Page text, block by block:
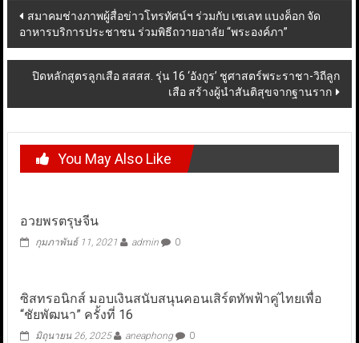
Post
navigation
สมาคมช่างภาพผู้สื่อข่าวโทรทัศน์ฯ ร่วมกับ เซเลท แบงค็อก จัด
อาหารบริการประชาชน ร่วมพิธีถวายอาลัย “พระองค์ภา”
ปิดหลักสูตรลูกเสือ สสสส. รุ่น 16 ‘อังกูร’ ชูศาสตร์พระราชา-วิถีลูก
เสือ สร้างผู้นำสันติสุขจากฐานราก
You May Also Like
อวยพรตรุษจีน
กุมภาพันธ์ 11, 2021 admin 0
ซิสทรอนิกส์ มอบเงินสนับสนุนคอนเสิร์ตทัพฟ้าคู่ไทยเพื่อ
“ชัยพัฒนา” ครั้งที่ 16
มิถุนายน 26, 2025 aneaphong 0